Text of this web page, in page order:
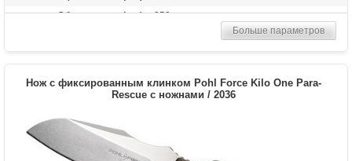
Общая длина (мм)
250
Вес (гр)
260
Больше параметров
Нож с фиксированным клинком Pohl Force Kilo One Para-
Rescue с ножнами / 2036